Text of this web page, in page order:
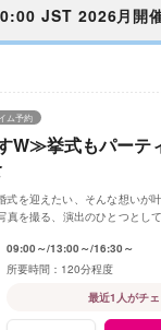
JST 2026月開
W≫挙式もパーテ
ム予約
式を迎えたい、そんな想いが
真を撮る、演出のひとつとし
09:00～ 13:00～ 16:30～
120分程度
最近1人がチ